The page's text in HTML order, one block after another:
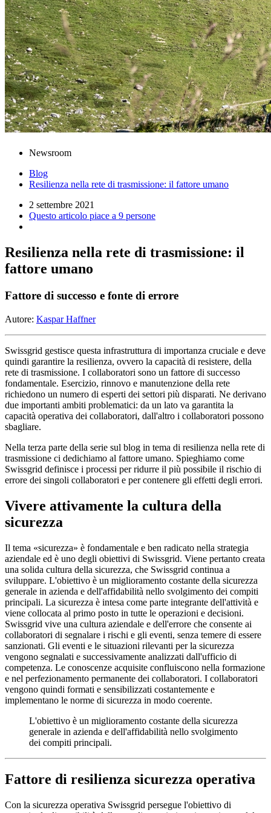
Newsroom
Blog
Resilienza nella rete di trasmissione: il fattore umano
2 settembre 2021
Questo articolo piace a 9 persone
Resilienza nella rete di trasmissione: il
fattore umano
Fattore di successo e fonte di errore
Autore: Kaspar Haffner
Swissgrid gestisce questa infrastruttura di importanza cruciale e deve
quindi garantire la resilienza, ovvero la capacità di resistere, della
rete di trasmissione. I collaboratori sono un fattore di successo
fondamentale. Esercizio, rinnovo e manutenzione della rete
richiedono un numero di esperti dei settori più disparati. Ne derivano
due importanti ambiti problematici: da un lato va garantita la
capacità operativa dei collaboratori, dall'altro i collaboratori possono
sbagliare.
Nella terza parte della serie sul blog in tema di resilienza nella rete di
trasmissione ci dedichiamo al fattore umano. Spieghiamo come
Swissgrid definisce i processi per ridurre il più possibile il rischio di
errore dei singoli collaboratori e per contenere gli effetti degli errori.
Vivere attivamente la cultura della
sicurezza
Il tema «sicurezza» è fondamentale e ben radicato nella strategia
aziendale ed è uno degli obiettivi di Swissgrid. Viene pertanto creata
una solida cultura della sicurezza, che Swissgrid continua a
sviluppare. L'obiettivo è un miglioramento costante della sicurezza
generale in azienda e dell'affidabilità nello svolgimento dei compiti
principali. La sicurezza è intesa come parte integrante dell'attività e
viene collocata al primo posto in tutte le operazioni e decisioni.
Swissgrid vive una cultura aziendale e dell'errore che consente ai
collaboratori di segnalare i rischi e gli eventi, senza temere di essere
sanzionati. Gli eventi e le situazioni rilevanti per la sicurezza
vengono segnalati e successivamente analizzati dall'ufficio di
competenza. Le conoscenze acquisite confluiscono nella formazione
e nel perfezionamento permanente dei collaboratori. I collaboratori
vengono quindi formati e sensibilizzati costantemente e
implementano le norme di sicurezza in modo coerente.
L'obiettivo è un miglioramento costante della sicurezza
generale in azienda e dell'affidabilità nello svolgimento
dei compiti principali.
Fattore di resilienza sicurezza operativa
Con la sicurezza operativa Swissgrid persegue l'obiettivo di